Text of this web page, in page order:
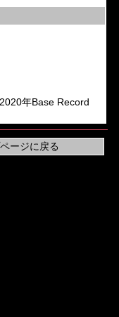
年Base Record